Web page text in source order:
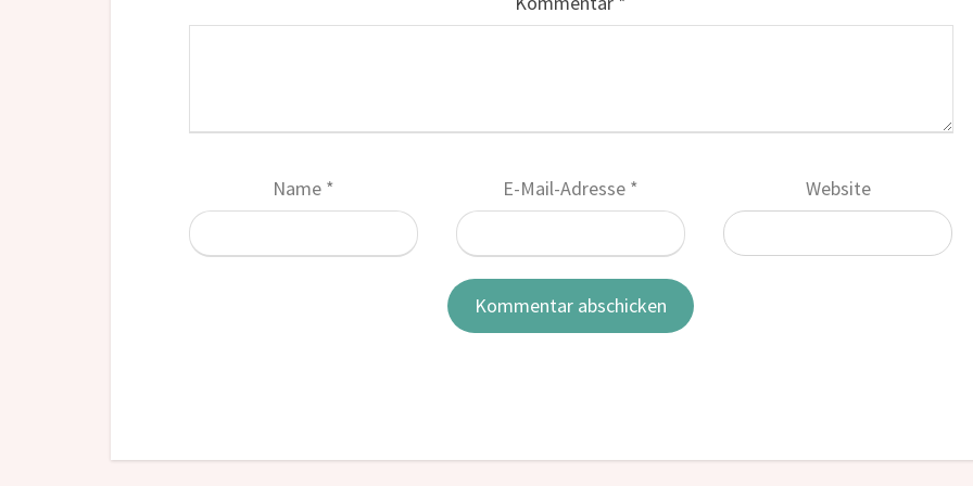
Name * E-Mail-Adresse * Website